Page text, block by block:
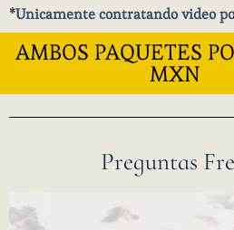
*Unicamente contratando video
AMBOS PAQUETES
MXN
Preguntas